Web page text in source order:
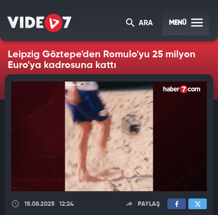
ARA MENÜ
Leipzig Göztepe'den Romulo'yu 25 milyon
Euro'ya kadrosuna kattı
15.08.2025 12:24 PAYLAŞ